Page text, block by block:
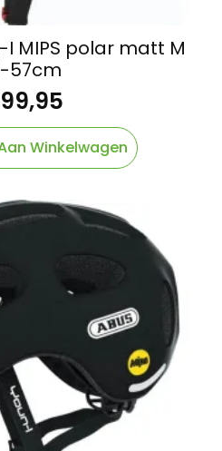
MIPS polar matt M
57cm
99,95
Winkelwagen